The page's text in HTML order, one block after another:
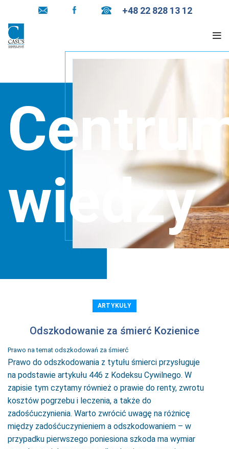
+48 22 828 13 12
wiedzy
ARTYKUŁY
Odszkodowanie za śmierć Kozienice
Prawo na temat odszkodowań za śmierć
Prawo do odszkodowania z tytułu śmierci przysługuje
na podstawie artykułu 446 z Kodeksu Cywilnego. W
zapisie tym czytamy również o prawie do renty, zwrotu
kosztów pogrzebu i leczenia, a także do
zadośćuczynienia. Warto zwrócić uwagę na różnicę
między zadośćuczynieniem a odszkodowaniem – w
przypadku pierwszego poniesiona szkoda ma wymiar